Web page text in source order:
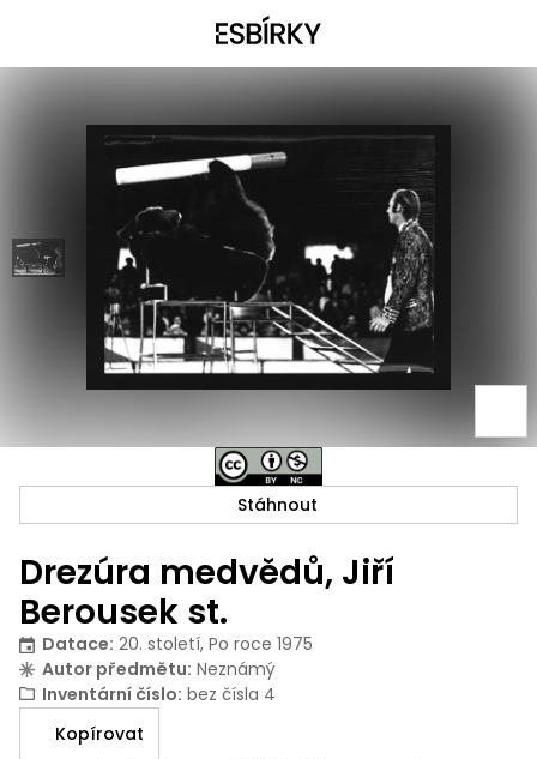
Drezúra medvědů, Jiří
Berousek st.
Datace: 20. století, Po roce 1975
Autor předmětu: Neznámý
Inventární číslo: bez čísla 4
Kopírovat
Stáhnout